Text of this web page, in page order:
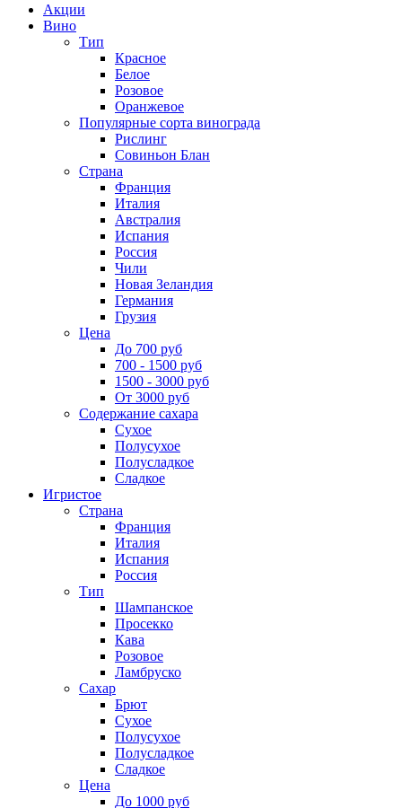
Акции
Вино
Тип
Красное
Белое
Розовое
Оранжевое
Популярные сорта винограда
Рислинг
Совиньон Блан
Страна
Франция
Италия
Австралия
Испания
Россия
Чили
Новая Зеландия
Германия
Грузия
Цена
До 700 руб
700 - 1500 руб
1500 - 3000 руб
От 3000 руб
Содержание сахара
Сухое
Полусухое
Полусладкое
Сладкое
Игристое
Страна
Франция
Италия
Испания
Россия
Тип
Шампанское
Просекко
Кава
Розовое
Ламбруско
Сахар
Брют
Сухое
Полусухое
Полусладкое
Сладкое
Цена
До 1000 руб